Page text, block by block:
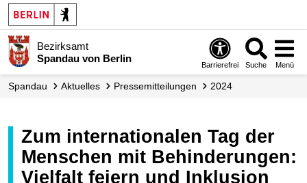
Bezirksamt
Spandau von Berlin
Barrierefrei Suche Menü
Spandau Aktuelles Presse­mitteilungen 2024
Zum internationalen Tag der
Menschen mit Behinderungen:
Vielfalt feiern und Inklusion